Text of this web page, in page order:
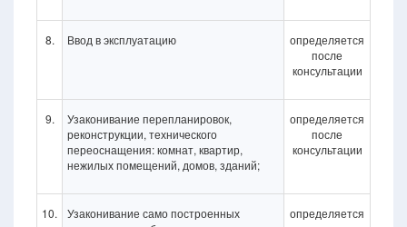
8. Ввод в эксплуатацию
определяется
после
консультации
9.
Узаконивание перепланировок,
реконструкции, технического
переоснащения: комнат, квартир,
нежилых помещений, домов, зданий;
определяется
после
консультации
10.
Узаконивание само построенных
определяется